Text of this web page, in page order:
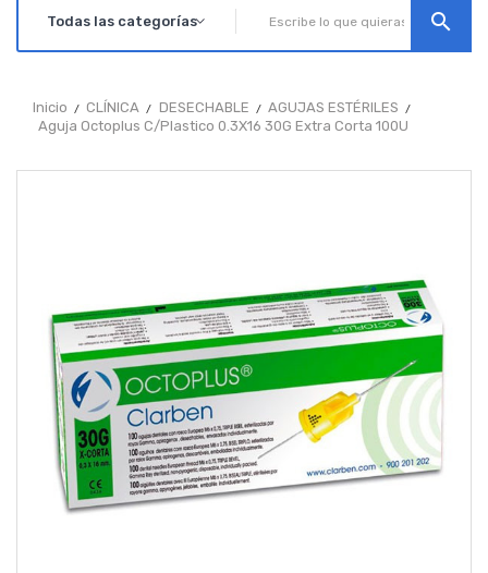
search
Inicio CLÍNICA DESECHABLE
AGUJAS ESTÉRILES
Aguja Octoplus C/Plastico 0.3X16 30G Extra Corta 100U